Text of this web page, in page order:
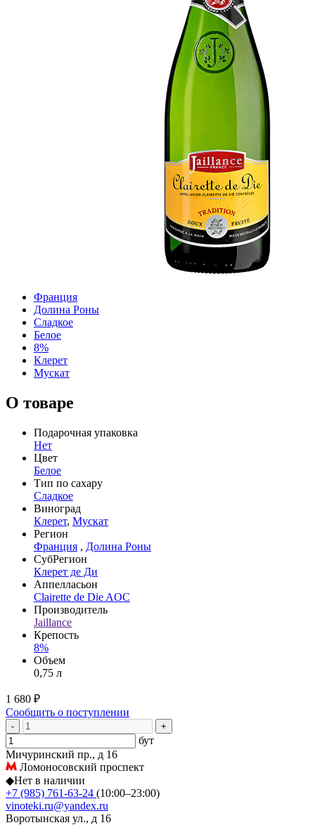
Франция
Долина Роны
Сладкое
Белое
8%
Клерет
Мускат
О товаре
Подарочная упаковка
Нет
Цвет
Белое
Тип по сахару
Сладкое
Виноград
Клерет, Мускат
Регион
Франция , Долина Роны
СубРегион
Клерет де Ди
Аппелласьон
Clairette de Die AOC
Производитель
Jaillance
Крепость
8%
Объем
0,75 л
1 680 ₽
Сообщить о поступлении
- +
бут
Мичуринский пр., д 16
Ломоносовский проспект
◆Нет в наличии
+7 (985) 761-63-24 (10:00–23:00)
vinoteki.ru@yandex.ru
Воротынская ул., д 16